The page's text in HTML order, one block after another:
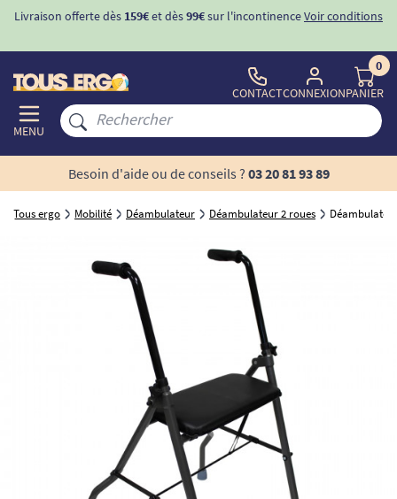
Livraison offerte dès 159€et dès99€sur l'incontinenceVoir conditions
MENU
CONTACTCONNEXION
0
PANIER
Besoin d'aide ou de conseils ? 03 20 81 93 89
Tous ergo Mobilité Déambulateur Déambulateur 2 roues